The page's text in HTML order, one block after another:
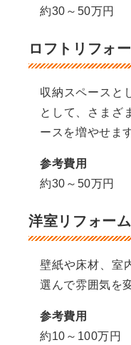
約30～50万円
ロフトリフォ
収納スペースと
として、さまざ
ースを増やせま
参考費用
約30～50万円
洋室リフォーム
壁紙や床材、室
選んで雰囲気を
参考費用
約10～100万円